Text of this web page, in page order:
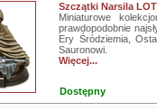
Szczątki Narsila
Miniaturowe
prawdopodobnie
Ery Śródziemia,
Sauronowi.
Więcej...
Dostępny